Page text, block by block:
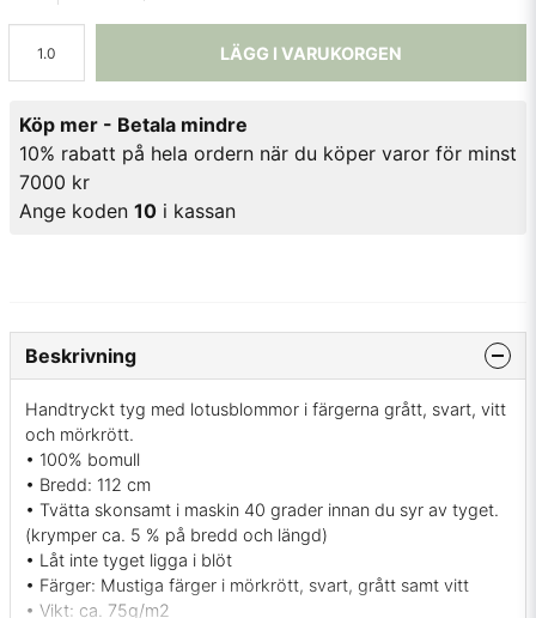
LÄGG I VARUKORGEN
Köp mer - Betala mindre
10% rabatt på hela ordern när du köper varor för minst
7000 kr
Ange koden 10 i kassan
Beskrivning
Handtryckt tyg med lotusblommor i färgerna grått, svart, vitt
och mörkrött.
• 100% bomull
• Bredd: 112 cm
• Tvätta skonsamt i maskin 40 grader innan du syr av tyget.
(krymper ca. 5 % på bredd och längd)
• Låt inte tyget ligga i blöt
• Färger: Mustiga färger i mörkrött, svart, grått samt vitt
• Vikt: ca. 75g/m2